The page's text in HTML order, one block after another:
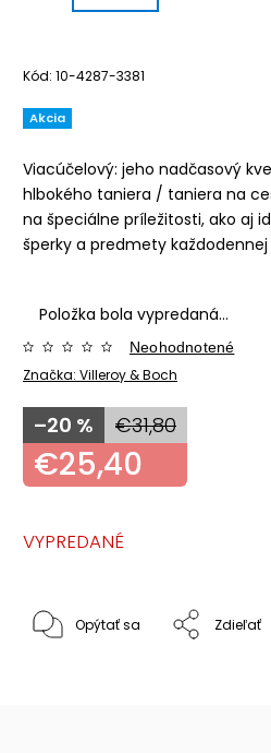
Kód: 10-4287-3381
Akcia
Viacúčelový: jeho nadčasový
hlbokého taniera / taniera na
na špeciálne príležitosti, ako aj
šperky a predmety
Položka bola vypredaná…
Značka: Villeroy & Boch
Neohodnotené
€31,80
–20 %
€25,40
VYPREDANÉ
Opýtať sa Zdieľať